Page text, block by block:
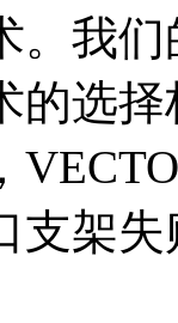
。我
的选
支架